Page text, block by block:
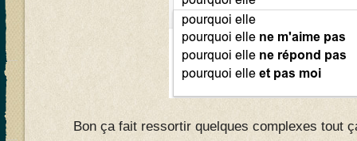
Bon ça fait ressortir quelques complexes tout